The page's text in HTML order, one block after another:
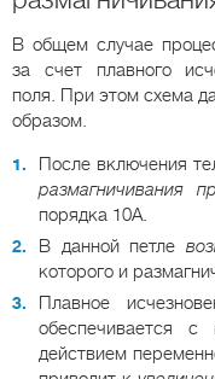
В общем случае
за счет плавного
поля. При этом схема
образом.
После включения
размагничивания
порядка 10А.
В данной петле
которого и
Плавное
обеспечивается
действием